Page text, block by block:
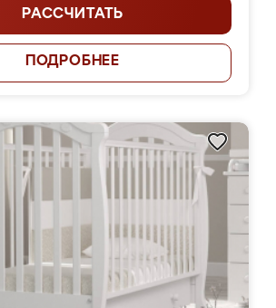
РАССЧИТАТЬ
ПОДРОБНЕЕ